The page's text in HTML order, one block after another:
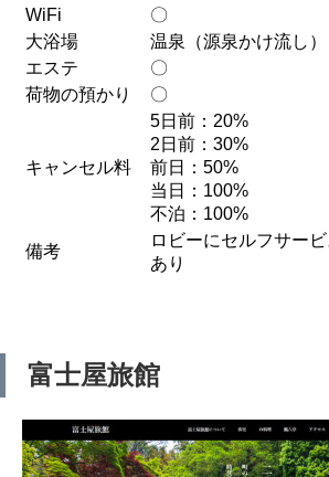
WiFi
〇
大浴場
温泉（源泉かけ流し）
エステ
〇
荷物の預かり
〇
キャンセル料
5日前：20%
2日前：30%
前日：50%
当日：100%
不泊：100%
備考
ロビーにセルフサー
あり
富士屋旅館